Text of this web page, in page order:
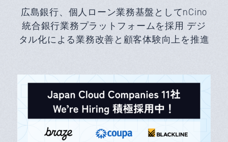
広島銀行、個人ローン業務基盤としてnCino
統合銀行業務プラットフォームを採用 デジ
タル化による業務改善と顧客体験向上を推進